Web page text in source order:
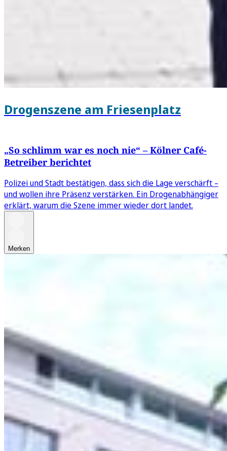
Drogenszene am Friesenplatz
„So schlimm war es noch nie“ – Kölner Café-
Betreiber berichtet
Polizei und Stadt bestätigen, dass sich die Lage verschärft –
und wollen ihre Präsenz verstärken. Ein Drogenabhängiger
erklärt, warum die Szene immer wieder dort landet.
Merken